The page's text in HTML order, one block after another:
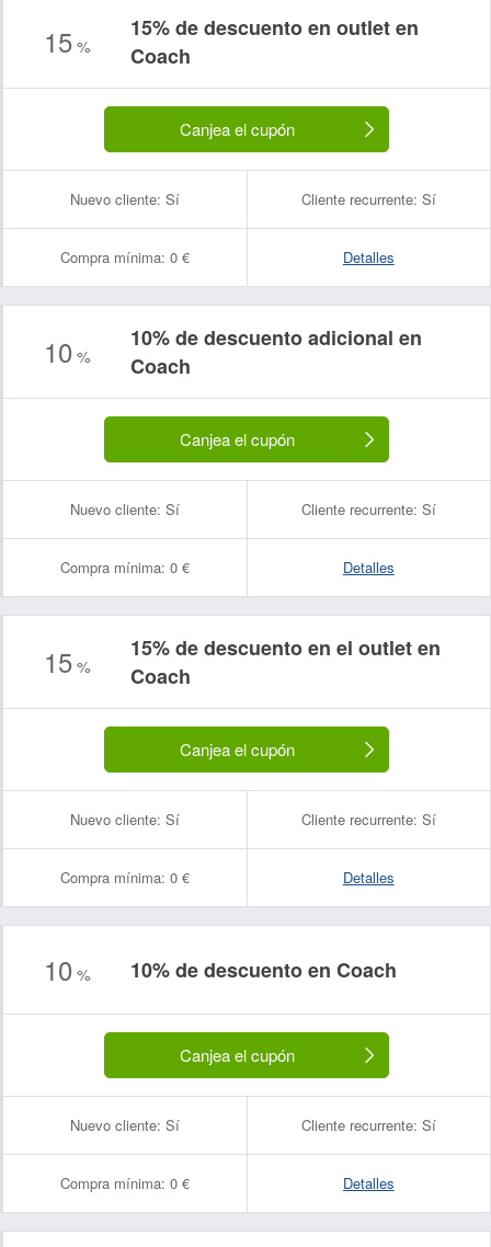
15 %
15% de descuento en outlet en
Coach
Canjea el cupón
Nuevo cliente: Sí Cliente recurrente: Sí
Compra mínima: 0 € Detalles
10 %
10% de descuento adicional en
Coach
Canjea el cupón
Nuevo cliente: Sí Cliente recurrente: Sí
Compra mínima: 0 € Detalles
15 %
15% de descuento en el outlet en
Coach
Canjea el cupón
Nuevo cliente: Sí Cliente recurrente: Sí
Compra mínima: 0 € Detalles
10 % 10% de descuento en Coach
Canjea el cupón
Nuevo cliente: Sí Cliente recurrente: Sí
Compra mínima: 0 € Detalles